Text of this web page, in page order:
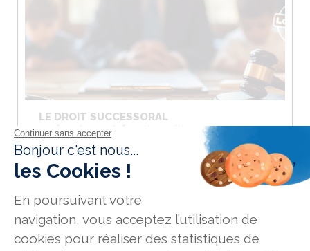
LE DROIT SUCCESSORAL
Durée
: 4 heures de formation en ligne
Tarifs: 190 € net de taxe
Prochaines dates: Formation accessible toute l'année
DÉCOUVREZ LE PROGRAMME